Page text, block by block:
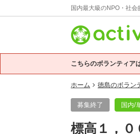
国内最大級のNPO・社
こちらのボランティア
ホーム 徳島のボラン
募集終了 国内/
標高１，